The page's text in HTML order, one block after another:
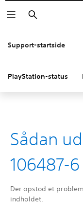
Søg
Support-startside
PlayStation-status
Sådan
106487-6
Der opstod et
indholdet.